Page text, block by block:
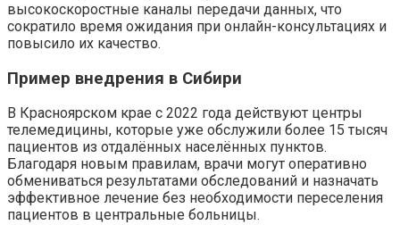
высокоскоростные каналы передачи данных, что
сократило время ожидания при онлайн-консультациях и
повысило их качество.
Пример внедрения в Сибири
В Красноярском крае с 2022 года действуют центры
телемедицины, которые уже обслужили более 15 тысяч
пациентов из отдалённых населённых пунктов.
Благодаря новым правилам, врачи могут оперативно
обмениваться результатами обследований и назначать
эффективное лечение без необходимости переселения
пациентов в центральные больницы.